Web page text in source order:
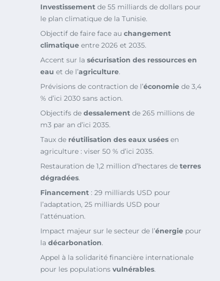
Investissement de 55 milliards de dollars pour
le plan climatique de la Tunisie.
Objectif de faire face au changement
climatique entre 2026 et 2035.
Accent sur la sécurisation des ressources en
eau et de l’agriculture.
Prévisions de contraction de l’économie de 3,4
% d’ici 2030 sans action.
Objectifs de dessalement de 265 millions de
m3 par an d’ici 2035.
Taux de réutilisation des eaux usées en
agriculture : viser 50 % d’ici 2035.
Restauration de 1,2 million d’hectares de terres
dégradées.
Financement : 29 milliards USD pour
l’adaptation, 25 milliards USD pour
l’atténuation.
Impact majeur sur le secteur de l’énergie pour
la décarbonation.
Appel à la solidarité financière internationale
pour les populations vulnérables.